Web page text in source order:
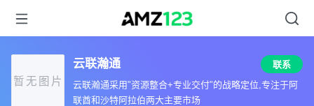
暂无图片
云联瀚通
联系
云联瀚通采用"资源整合+专业交付"的战略定位,专注于阿
联酋和沙特阿拉伯两大主要市场